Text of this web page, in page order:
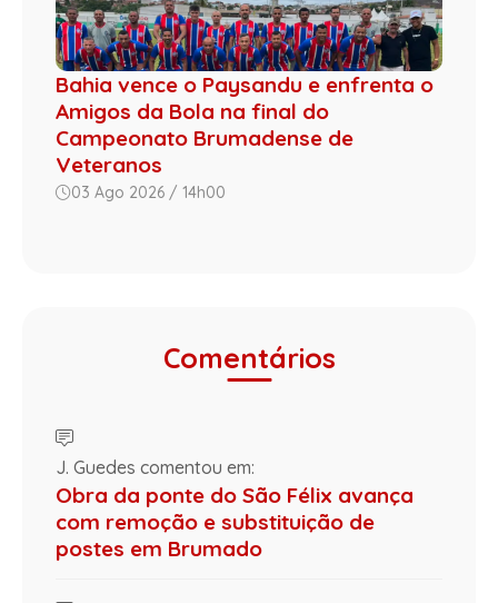
Bahia vence o Paysandu e enfrenta o
Amigos da Bola na final do
Campeonato Brumadense de
Veteranos
03 Ago 2026 / 14h00
Comentários
J. Guedes comentou em:
Obra da ponte do São Félix avança
com remoção e substituição de
postes em Brumado